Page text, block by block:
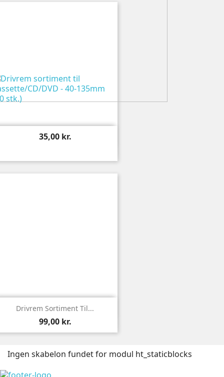
 Vis
35,00 kr.
 Vis
Drivrem Sortiment Til...
99,00 kr.
Ingen skabelon fundet for modul ht_staticblocks